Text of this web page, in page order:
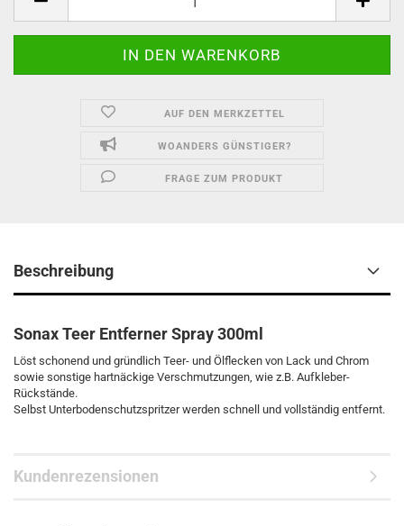
AUF DEN MERKZETTEL
WOANDERS GÜNSTIGER?
FRAGE ZUM PRODUKT
Beschreibung
Sonax Teer Entferner Spray 300ml
Löst schonend und gründlich Teer- und Ölflecken von Lack und Chrom
sowie sonstige hartnäckige Verschmutzungen, wie z.B. Aufkleber-
Rückstände.
Selbst Unterbodenschutzspritzer werden schnell und vollständig entfernt.
Kundenrezensionen